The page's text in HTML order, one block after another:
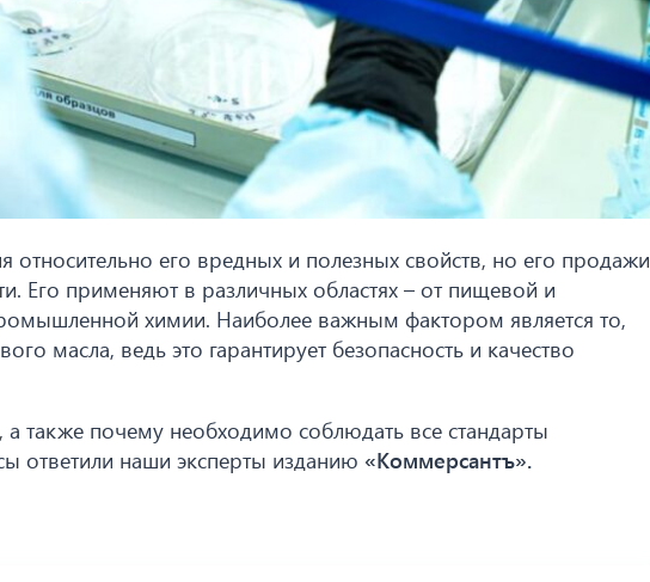
относительно его вредных и полезных свойств, но его продажи
Его применяют в различных областях – от пищевой и
химии. Наиболее важным фактором является то,
масла, ведь это гарантирует безопасность и качество
также почему необходимо соблюдать все стандарты
ответили наши эксперты изданию «Коммерсантъ».